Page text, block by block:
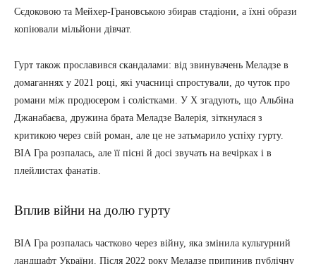
Сєдоковою та Мейхер-Грановською збирав стадіони, а їхні образи
копіювали мільйони дівчат.
Гурт також прославився скандалами: від звинувачень Меладзе в
домаганнях у 2021 році, які учасниці спростували, до чуток про
романи між продюсером і солістками. У X згадують, що Альбіна
Джанабаєва, дружина брата Меладзе Валерія, зіткнулася з
критикою через свій роман, але це не затьмарило успіху гурту.
ВІА Гра розпалась, але її пісні й досі звучать на вечірках і в
плейлистах фанатів.
Вплив війни на долю гурту
ВІА Гра розпалась частково через війну, яка змінила культурний
ландшафт України. Після 2022 року Меладзе припинив публічну